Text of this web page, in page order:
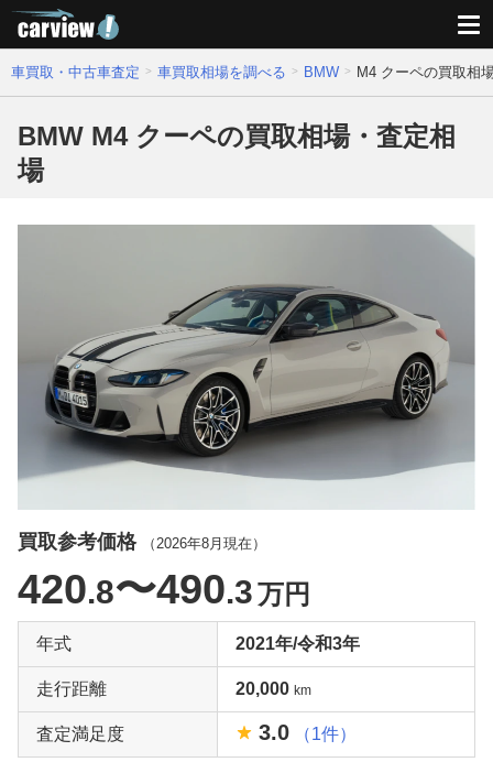
車買取・中古車査定 車買取相場を調べる BMW M4 クーペの買取相
BMW M4 クーペの買取相場・査定相
場
買取参考価格 （ 2026年8月 現在）
420.8〜490.3万円
年式 2021年/令和3年
走行距離 20,000 km
査定満足度 3.0 （1件）